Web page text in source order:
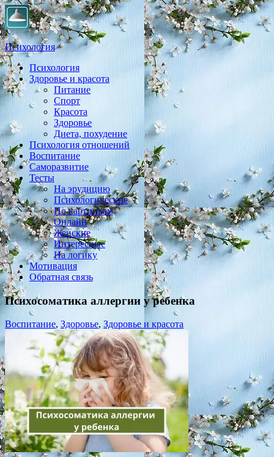
Психология
Практическая психология, личностный рост, экология,
здоровье, воспитание,
Психология
Здоровье и красота
Питание
Спорт
Красота
Здоровье
Диета, похудение
Психология отношений
Воспитание
Саморазвитие
Тесты
На эрудицию
Психологические
По картинкам
Онлайн
Женские
Интересные
На логику
Мотивация
Обратная связь
Психосоматика аллергии у ребенка
Воспитание, Здоровье, Здоровье и красота